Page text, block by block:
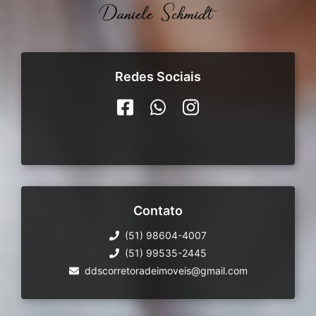
Redes Sociais
Contato
(51) 98604-4007
(51) 99535-2445
ddscorretoradeimoveis@gmail.com